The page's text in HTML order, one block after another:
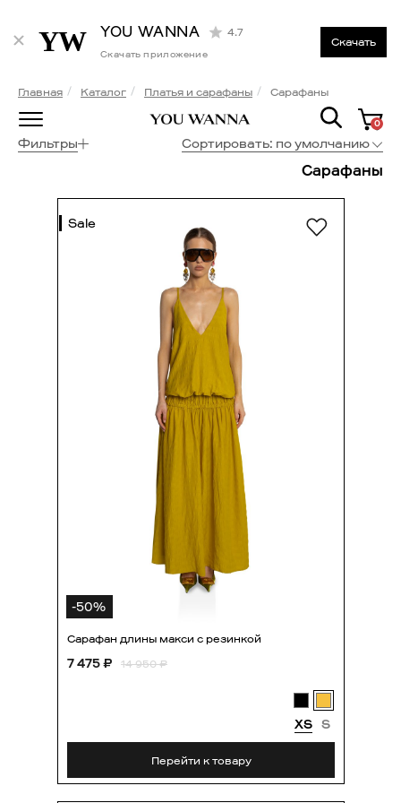
YOU WANNA 4.7
Скачать приложение
Скачать
0
Главная Каталог Платья и сарафаны Сарафаны
Сарафаны
Фильтры Сортировать: по умолчанию
-50%
Sale
Сарафан длины макси с резинкой
7 475 ₽ 14 950 ₽
XS S
Перейти к товару